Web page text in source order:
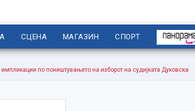
СЦЕНА МАГАЗИН СПОРТ
по поништувањето на изборот на судијката Дуковска